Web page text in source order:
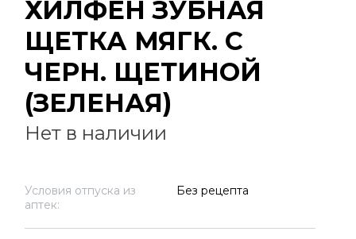
ХИЛФЕН ЗУБНАЯ
ЩЕТКА МЯГК. С
ЧЕРН. ЩЕТИНОЙ
(ЗЕЛЕНАЯ)
Нет в наличии
Условия отпуска из
аптек:
Без рецепта